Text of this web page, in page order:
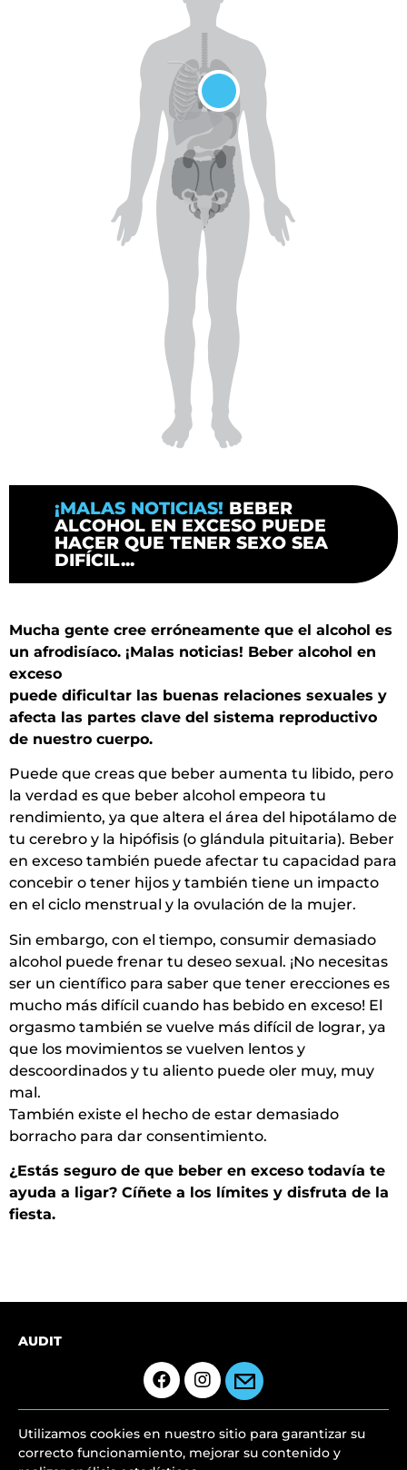
¡MALAS NOTICIAS! BEBER
ALCOHOL EN EXCESO PUEDE
HACER QUE TENER SEXO SEA
DIFÍCIL...
Mucha gente cree erróneamente que el alcohol es
un afrodisíaco. ¡Malas noticias! Beber alcohol en
exceso
puede dificultar las buenas relaciones sexuales y
afecta las partes clave del sistema reproductivo
de nuestro cuerpo.
Puede que creas que beber aumenta tu libido, pero
la verdad es que beber alcohol empeora tu
rendimiento, ya que altera el área del hipotálamo de
tu cerebro y la hipófisis (o glándula pituitaria). Beber
en exceso también puede afectar tu capacidad para
concebir o tener hijos y también tiene un impacto
en el ciclo menstrual y la ovulación de la mujer.
Sin embargo, con el tiempo, consumir demasiado
alcohol puede frenar tu deseo sexual. ¡No necesitas
ser un científico para saber que tener erecciones es
mucho más difícil cuando has bebido en exceso! El
orgasmo también se vuelve más difícil de lograr, ya
que los movimientos se vuelven lentos y
descoordinados y tu aliento puede oler muy, muy
mal.
También existe el hecho de estar demasiado
borracho para dar consentimiento.
¿Estás seguro de que beber en exceso todavía te
ayuda a ligar? Cíñete a los límites y disfruta de la
fiesta.
AUDIT
Utilizamos cookies en nuestro sitio para garantizar su
correcto funcionamiento, mejorar su contenido y